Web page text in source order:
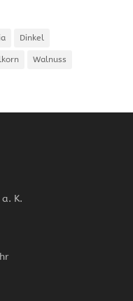
Dinkel
Walnuss
K.